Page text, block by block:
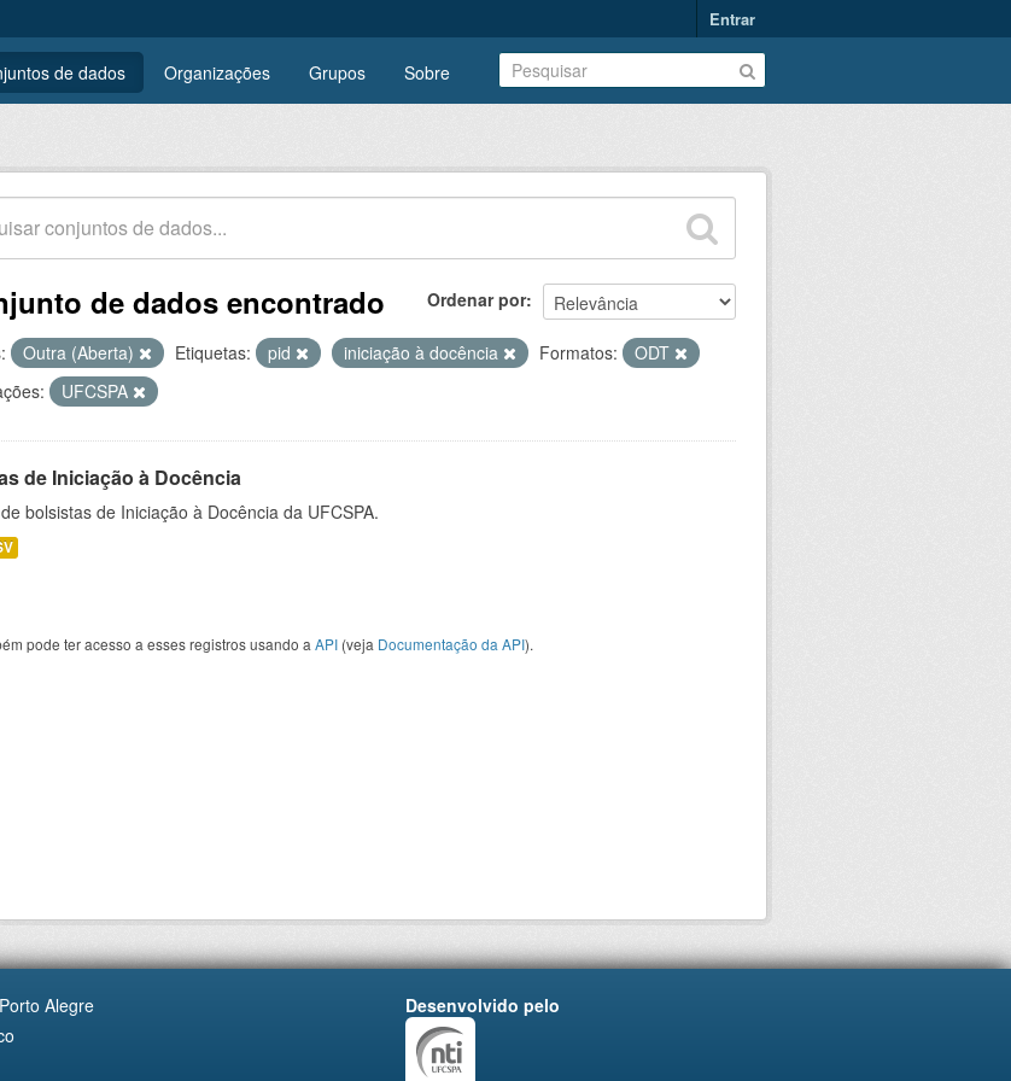
Entrar
de dados Organizações Grupos Sobre
Ordenar por
de dados encontrado
Outra (Aberta) Etiquetas: pid iniciação à docência Formatos:
ODT
UFCSPA
de Iniciação à Docência
bolsistas de Iniciação à Docência da UFCSPA.
pode ter acesso a esses registros usando a API (veja Documentação da API).
Alegre
Desenvolvido pelo